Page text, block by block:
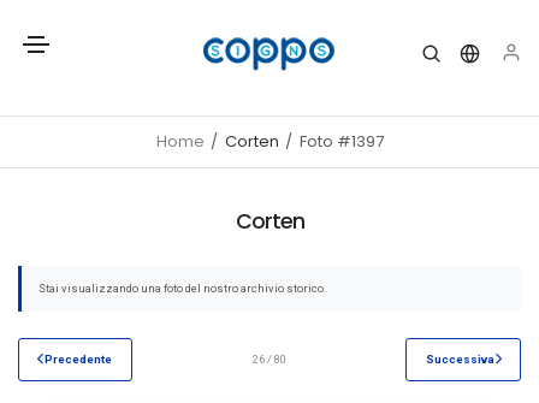
Home Corten Foto #1397
Corten
Stai visualizzando una foto del nostro archivio storico.
Precedente 26 / 80 Successiva